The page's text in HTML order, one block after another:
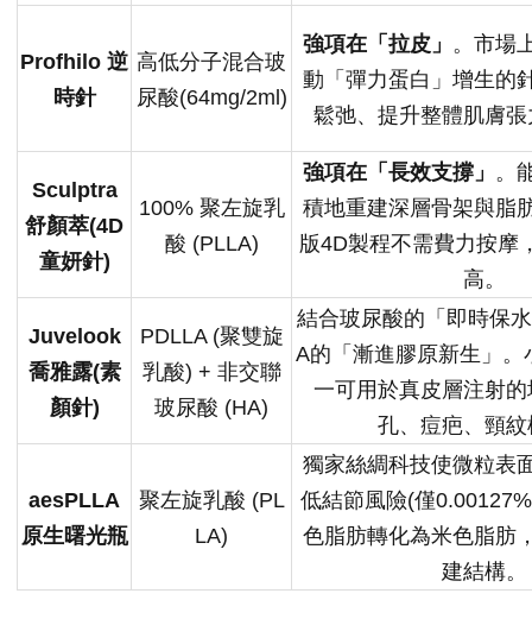
Profhilo 逆
時針
高低分子混合玻
尿酸(64mg/2ml)
強項在「拉皮」 。市場
動「彈力蛋白」增生的
鬆弛、提升整體肌膚
Sculptra
舒顏萃(4D
童妍針)
100% 聚左旋乳
酸 (PLLA)
強項在「長效支撐」 。
積地重建深層骨架與脂
版4D製程不需費力按摩
高。
Juvelook
喬雅露(素
顏針)
PDLLA (聚雙旋
乳酸) + 非交聯
玻尿酸 (HA)
結合玻尿酸的「即時保
A的「漸進膠原新生」。
一可用於真皮層注射
孔、痘疤、頸紋
aesPLLA
原生曙光瓶
聚左旋乳酸 (PL
LA)
獨家絲綢科技使微粒表
低結節風險(僅
色脂肪轉化為米色脂肪
建結構。